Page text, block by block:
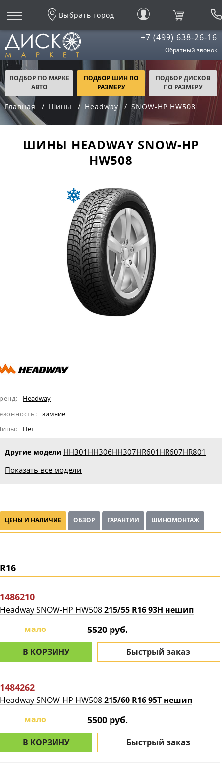
Выбрать город
+7 (499) 638-26-16
Обратный звонок
ПОДБОР ПО МАРКЕ
АВТО
ПОДБОР ШИН ПО
РАЗМЕРУ
ПОДБОР ДИСКОВ
ПО РАЗМЕРУ
Главная Шины Headway SNOW-HP HW508
ШИНЫ HEADWAY SNOW-HP
HW508
Headway
зимние
Нет
Другие модели HH301 HH306HH307HR601 HR607HR801
Показать все модели
ЦЕНЫ И НАЛИЧИЕ ОБЗОР ГАРАНТИИ ШИНОМОНТАЖ
R16
1486210
Headway SNOW-HP HW508215/55 R16 93H нешип
мало
5520 руб.
В КОРЗИНУ Быстрый заказ
1484262
Headway SNOW-HP HW508215/60 R16 95T нешип
мало
5500 руб.
В КОРЗИНУ Быстрый заказ